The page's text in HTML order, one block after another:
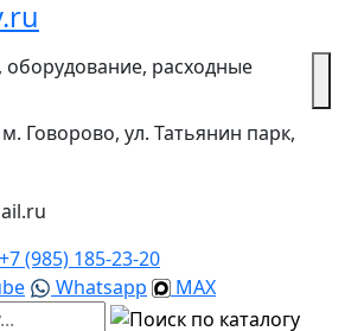
оборудование, расходные
Говорово, ул. Татьянин парк,
+7 (985) 185-23-20
Whatsapp MAX